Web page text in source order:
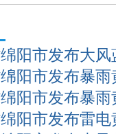
阳市发布大风
阳市发布暴雨
阳市发布暴雨
阳市发布雷电